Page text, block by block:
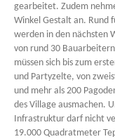
gearbeitet. Zudem
Winkel Gestalt an. Rund
werden in den nächsten
von rund 30
müssen sich bis zum
und Partyzelte, von
und mehr als 200
des Village ausmachen.
Infrastruktur darf nicht
19.000 Quadratmeter